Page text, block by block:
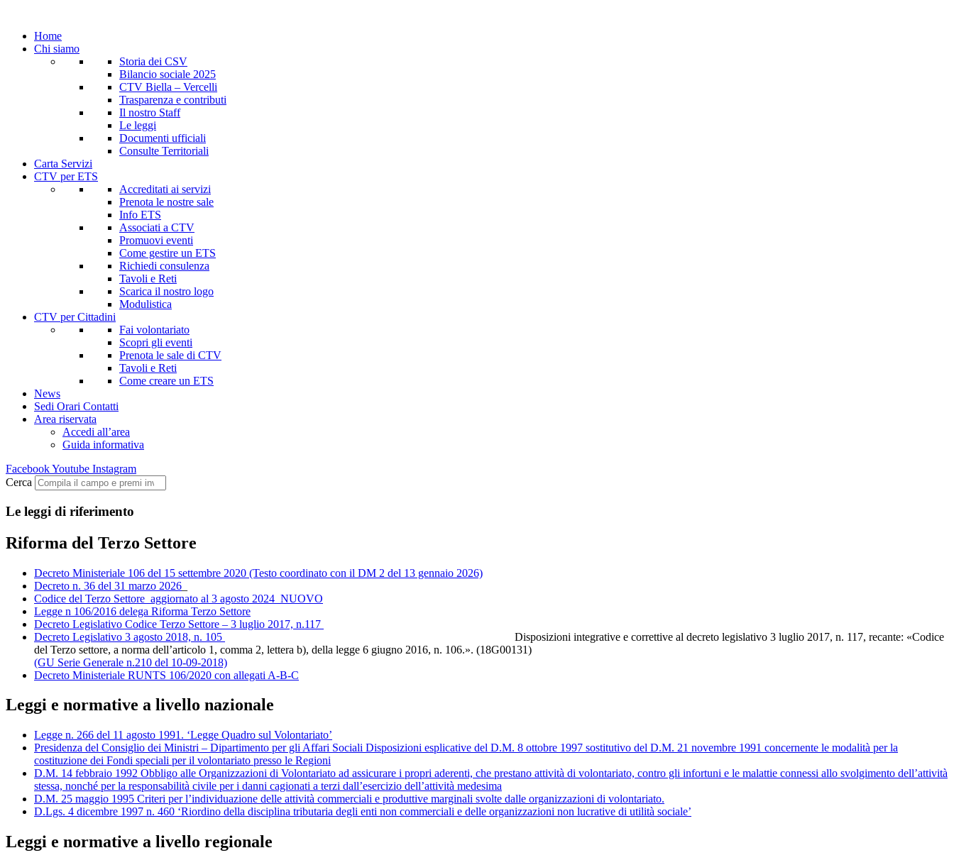
Home
Chi siamo
Storia dei CSV
Bilancio sociale 2025
CTV Biella – Vercelli
Trasparenza e contributi
Il nostro Staff
Le leggi
Documenti ufficiali
Consulte Territoriali
Carta Servizi
CTV per ETS
Accreditati ai servizi
Prenota le nostre sale
Info ETS
Associati a CTV
Promuovi eventi
Come gestire un ETS
Richiedi consulenza
Tavoli e Reti
Scarica il nostro logo
Modulistica
CTV per Cittadini
Fai volontariato
Scopri gli eventi
Prenota le sale di CTV
Tavoli e Reti
Come creare un ETS
News
Sedi Orari Contatti
Area riservata
Accedi all’area
Guida informativa
FacebookYoutube Instagram
Cerca
Le leggi di riferimento
Riforma del Terzo Settore
Decreto Ministeriale 106 del 15 settembre 2020 (Testo coordinato con il DM 2 del 13 gennaio 2026)
Decreto n. 36 del 31 marzo 2026
Codice del Terzo Settore_aggiornato al 3 agosto 2024_NUOVO
Legge n 106/2016 delega Riforma Terzo Settore
Decreto Legislativo Codice Terzo Settore – 3 luglio 2017, n.117
Decreto Legislativo 3 agosto 2018, n. 105
Disposizioni integrative e correttive al decreto legislativo 3 luglio 2017, n. 117, recante: «Codice
del Terzo settore, a norma dell’articolo 1, comma 2, lettera b), della legge 6 giugno 2016, n. 106.». (18G00131)
(GU Serie Generale n.210 del 10-09-2018)
Decreto Ministeriale RUNTS 106/2020 con allegati A-B-C
Leggi e normative a livello nazionale
Legge n. 266 del 11 agosto 1991. ‘Legge Quadro sul Volontariato’
Presidenza del Consiglio dei Ministri – Dipartimento per gli Affari Sociali Disposizioni esplicative del D.M. 8 ottobre 1997 sostitutivo del D.M. 21 novembre 1991 concernente le modalità per la
costituzione dei Fondi speciali per il volontariato presso le Regioni
D.M. 14 febbraio 1992 Obbligo alle Organizzazioni di Volontariato ad assicurare i propri aderenti, che prestano attività di volontariato, contro gli infortuni e le malattie connessi allo svolgimento dell’attività
stessa, nonché per la responsabilità civile per i danni cagionati a terzi dall’esercizio dell’attività medesima
D.M. 25 maggio 1995 Criteri per l’individuazione delle attività commerciali e produttive marginali svolte dalle organizzazioni di volontariato.
D.Lgs. 4 dicembre 1997 n. 460 ‘Riordino della disciplina tributaria degli enti non commerciali e delle organizzazioni non lucrative di utilità sociale’
Leggi e normative a livello regionale